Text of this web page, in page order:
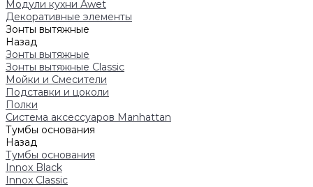
Модули кухни Аwet
Декоративные элементы
Зонты вытяжные
Назад
Зонты вытяжные
Зонты вытяжные Classic
Мойки и Смесители
Подставки и цоколи
Полки
Система аксессуаров Manhattan
Тумбы основания
Назад
Тумбы основания
Innox Black
Innox Classic